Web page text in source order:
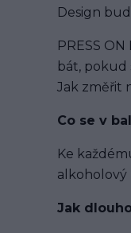
Design
PRESS
bát, pokud
Jak změřit
Co se v
Ke
alkoholový
Jak